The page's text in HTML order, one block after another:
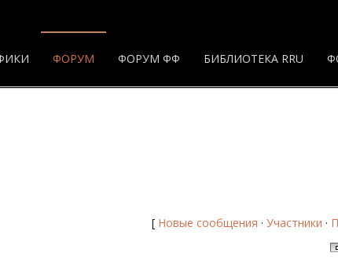
ФОРУМ ФОРУМ ФФ БИБЛИОТЕКА RRU
[ Новые сообщения · Участники ·